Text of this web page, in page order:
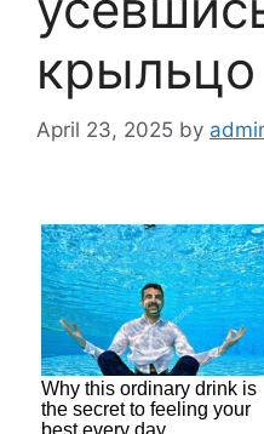
крыльцо
April 23, 2025 by